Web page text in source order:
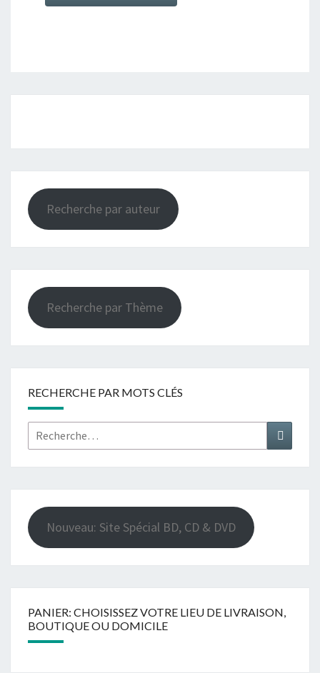
Recherche par auteur
Recherche par Thème
RECHERCHE PAR MOTS CLÉS
Rechercher :
Nouveau: Site Spécial BD, CD & DVD
PANIER: CHOISISSEZ VOTRE LIEU DE LIVRAISON,
BOUTIQUE OU DOMICILE